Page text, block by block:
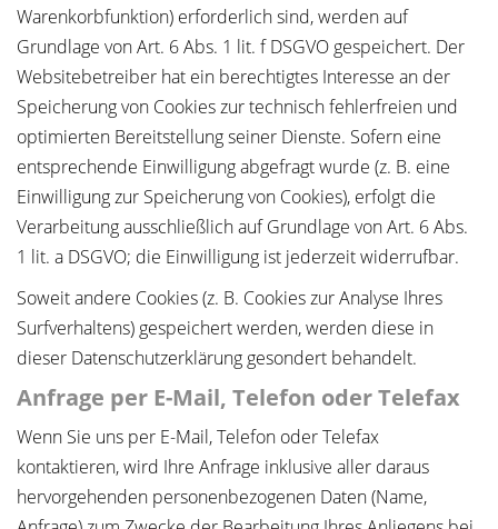
Warenkorbfunktion) erforderlich sind, werden auf
Grundlage von Art. 6 Abs. 1 lit. f DSGVO gespeichert. Der
Websitebetreiber hat ein berechtigtes Interesse an der
Speicherung von Cookies zur technisch fehlerfreien und
optimierten Bereitstellung seiner Dienste. Sofern eine
entsprechende Einwilligung abgefragt wurde (z. B. eine
Einwilligung zur Speicherung von Cookies), erfolgt die
Verarbeitung ausschließlich auf Grundlage von Art. 6 Abs.
1 lit. a DSGVO; die Einwilligung ist jederzeit widerrufbar.
Soweit andere Cookies (z. B. Cookies zur Analyse Ihres
Surfverhaltens) gespeichert werden, werden diese in
dieser Datenschutzerklärung gesondert behandelt.
Anfrage per E-Mail, Telefon oder Telefax
Wenn Sie uns per E-Mail, Telefon oder Telefax
kontaktieren, wird Ihre Anfrage inklusive aller daraus
hervorgehenden personenbezogenen Daten (Name,